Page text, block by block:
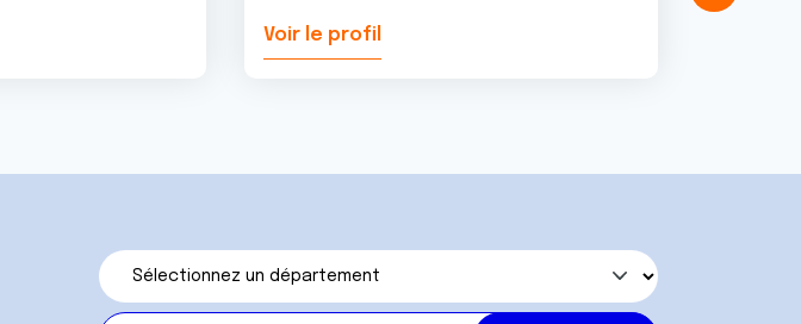
Voir le profil